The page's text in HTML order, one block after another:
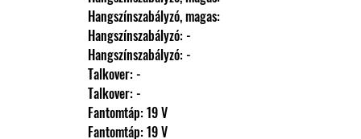
                Hangszínszabályzó, magas:
                Hangszínszabályzó: -
                Hangszínszabályzó: -
                Talkover: -
                Talkover: -
                Fantomtáp: 19 V
                Fantomtáp: 19 V